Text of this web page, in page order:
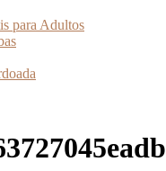
para Adultos